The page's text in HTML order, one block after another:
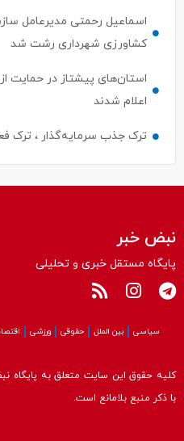
استان‌های پیشتاز در حمایت
ترک جذب سرمایه‌گذار ، ترک
پایگاه مستقل خبری و تحلیلی
سیاسی بین الملل